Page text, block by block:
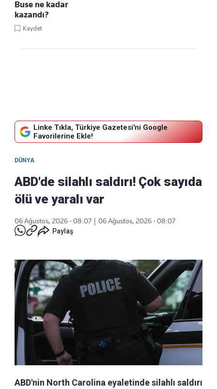
Buse ne kadar
kazandı?
Kaydet
Linke Tıkla, Türkiye Gazetesi'ni Google
Favorilerine Ekle!
DÜNYA
ABD'de silahlı saldırı! Çok sayıda
ölü ve yaralı var
06 Ağustos, 2026 - 08:07
06 Ağustos, 2026 - 08:07
Paylaş
ABD'nin North Carolina eyaletinde silahlı saldırı